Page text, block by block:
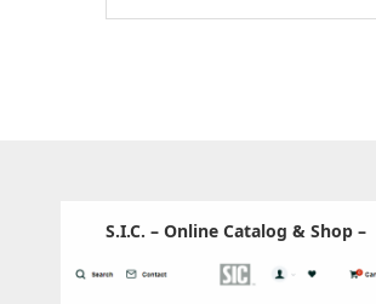
S.I.C. – Online Catalog & Shop –
SHINDO-リボン‐テープ – S.I.C. Online